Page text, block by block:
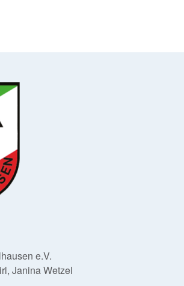
e.V.
Janina Wetzel